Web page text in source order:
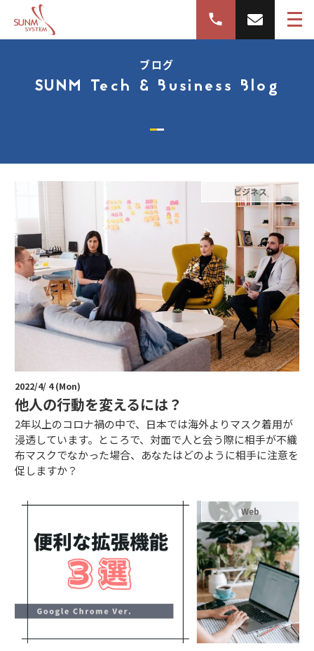
ブログ
SUNM Tech & Business Blog
ビジネス
2022/4/ 4 (Mon)
他人の行動を変えるには？
2年以上のコロナ禍の中で、日本では海外よりマスク着用が
浸透しています。ところで、対面で人と会う際に相手が不織
布マスクでなかった場合、あなたはどのように相手に注意を
促しますか？
Web